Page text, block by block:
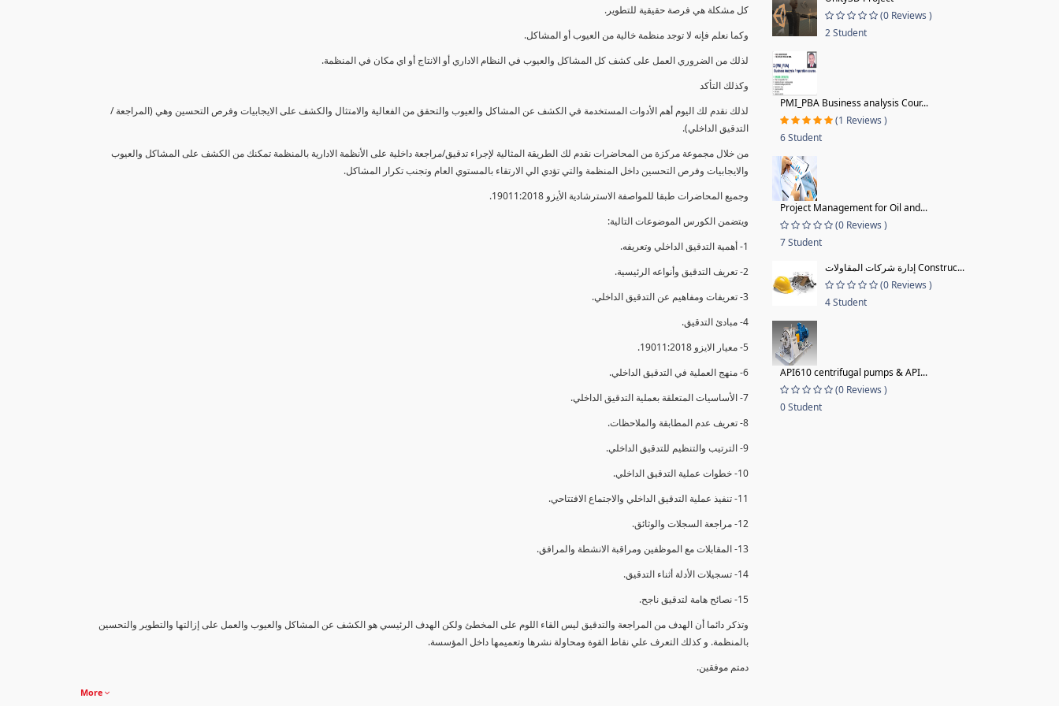
كل مشكلة هي فرصة حقيقية للتطوير.
وكما نعلم فإنه لا توجد منظمة خالية من العيوب أو المشاكل.
لذلك من الضروري العمل على كشف كل المشاكل والعيوب في النظام الاداري أو الانتاج أو اي مكان في المنظمة.
وكذلك التأكد
لذلك نقدم لك اليوم أهم الأدوات المستخدمة في الكشف عن المشاكل والعيوب والتحقق من الفعالية والامتثال والكشف على الايجابيات وفرص التحسين وهي (المراجعة /
التدقيق الداخلي).
من خلال مجموعة مركزة من المحاضرات نقدم لك الطريقة المثالية لإجراء تدقيق/مراجعة داخلية على الأنظمة الادارية بالمنظمة تمكنك من الكشف على المشاكل والعيوب
والايجابيات وفرص التحسين داخل المنظمة والتي تؤدي الي الارتقاء بالمستوي العام وتجنب تكرار المشاكل.
وجميع المحاضرات طبقا للمواصفة الاسترشادية الأيزو 19011:2018.
ويتضمن الكورس الموضوعات التالية:
1- أهمية التدقيق الداخلي وتعريفه.
2- تعريف التدقيق وأنواعه الرئيسية.
3- تعريفات ومفاهيم عن التدقيق الداخلي.
4- مبادئ التدقيق.
5- معيار الايزو 19011:2018.
6- منهج العملية في التدقيق الداخلي.
7- الأساسيات المتعلقة بعملية التدقيق الداخلي.
8- تعريف عدم المطابقة والملاحظات.
9- الترتيب والتنظيم للتدقيق الداخلي.
10- خطوات عملية التدقيق الداخلي.
11- تنفيذ عملية التدقيق الداخلي والاجتماع الافتتاحي.
12- مراجعة السجلات والوثائق.
13- المقابلات مع الموظفين ومراقبة الانشطة والمرافق.
14- تسجيلات الأدلة أثناء التدقيق.
15- نصائح هامة لتدقيق ناجح.
وتذكر دائما أن الهدف من المراجعة والتدقيق ليس القاء اللوم على المخطئ ولكن الهدف الرئيسي هو الكشف عن المشاكل والعيوب والعمل على إزالتها والتطوير والتحسين
بالمنظمة. و كذلك التعرف علي نقاط القوة ومحاولة نشرها وتعميمها داخل المؤسسة.
دمتم موفقين.
More
(0 Reviews )
2 Student
PMI_PBA Business analysis Cour...
(1 Reviews )
6 Student
Project Management for Oil and...
(0 Reviews )
7 Student
إدارة شركات المقاولات Construc...
(0 Reviews )
4 Student
API610 centrifugal pumps & API...
(0 Reviews )
0 Student